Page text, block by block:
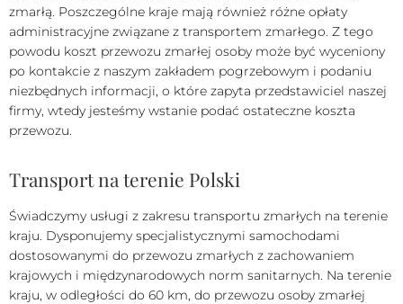
zmarłą. Poszczególne kraje mają również różne opłaty
administracyjne związane z transportem zmarłego. Z tego
powodu koszt przewozu zmarłej osoby może być wyceniony
po kontakcie z naszym zakładem pogrzebowym i podaniu
niezbędnych informacji, o które zapyta przedstawiciel naszej
firmy, wtedy jesteśmy wstanie podać ostateczne koszta
przewozu.
Transport na terenie Polski
Świadczymy usługi z zakresu transportu zmarłych na terenie
kraju. Dysponujemy specjalistycznymi samochodami
dostosowanymi do przewozu zmarłych z zachowaniem
krajowych i międzynarodowych norm sanitarnych. Na terenie
kraju, w odległości do 60 km, do przewozu osoby zmarłej